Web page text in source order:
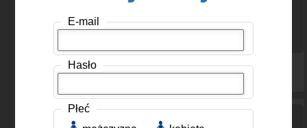
Globii, Kobieta, 31 lat Ania833, Kobieta, 43 lat
E-mail
Hasło
Płeć